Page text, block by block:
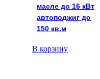
масле до 16 кВт
автоподжиг до
150 кв.м
В корзину